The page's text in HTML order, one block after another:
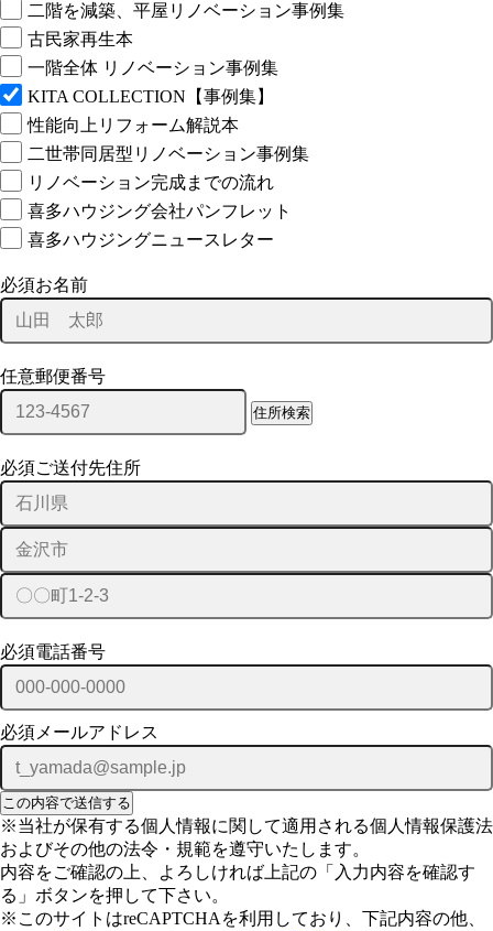
二階を減築、平屋リノベーション事例集
古民家再生本
一階全体 リノベーション事例集
KITA COLLECTION【事例集】
性能向上リフォーム解説本
二世帯同居型リノベーション事例集
リノベーション完成までの流れ
喜多ハウジング会社パンフレット
喜多ハウジングニュースレター
必須お名前
任意郵便番号
住所検索
必須ご送付先住所
必須電話番号
必須メールアドレス
※当社が保有する個人情報に関して適用される個人情報保護法
およびその他の法令・規範を遵守いたします。
内容をご確認の上、よろしければ上記の「入力内容を確認す
る」ボタンを押して下さい。
※このサイトはreCAPTCHAを利用しており、下記内容の他、